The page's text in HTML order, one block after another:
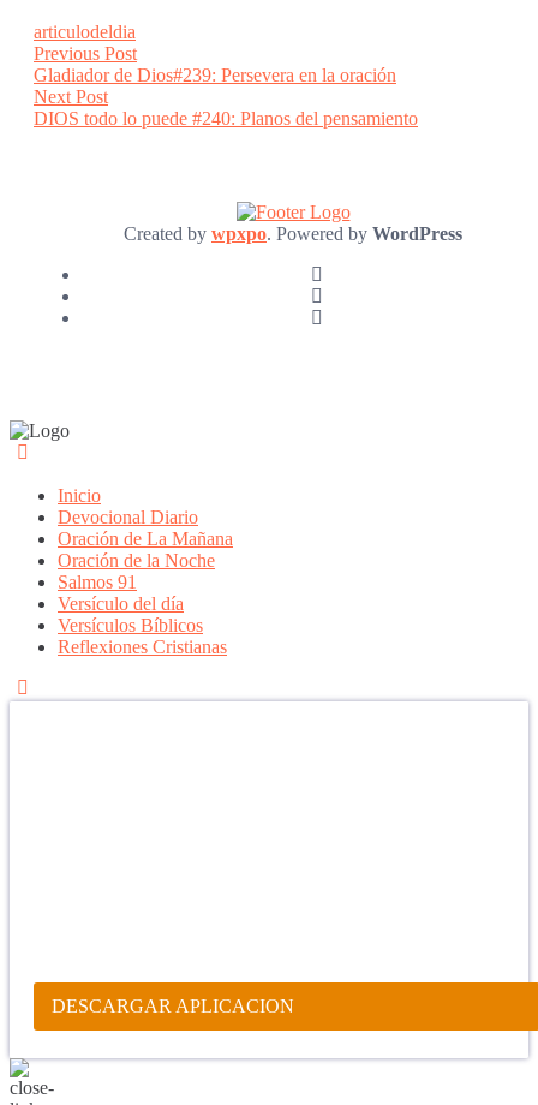
articulodeldia
Post
navigation
Previous PostPrevious
post:
Gladiador de Dios#239: Persevera en la oración
Next PostNext
post:
DIOS todo lo puede #240: Planos del pensamiento
Created by wpxpo. Powered by WordPress
Inicio
Devocional Diario
Oración de La Mañana
Oración de la Noche
Salmos 91
Versículo del día
Versículos Bíblicos
Reflexiones Cristianas
DESCARGAR APLICACION